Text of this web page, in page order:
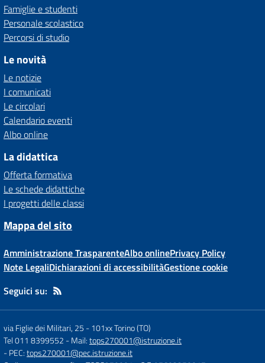
Famiglie e studenti
Personale scolastico
Percorsi di studio
Le novità
Le notizie
I comunicati
Le circolari
Calendario eventi
Albo online
La didattica
Offerta formativa
Le schede didattiche
I progetti delle classi
Mappa del sito
Amministrazione TrasparenteAlbo onlinePrivacy Policy
Note LegaliDichiarazioni di accessibilitàGestione cookie
Seguici su:
via Figlie dei Militari, 25 -101xx Torino (TO)
Tel 011 8399552 - Mail:tops270001@istruzione.it
- PEC:tops270001@pec.istruzione.it